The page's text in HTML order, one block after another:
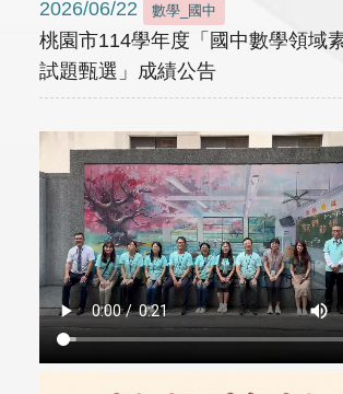
2026/06/22 數學_國中
桃園市114學年度「國中數學領域
試題甄選」成績公告